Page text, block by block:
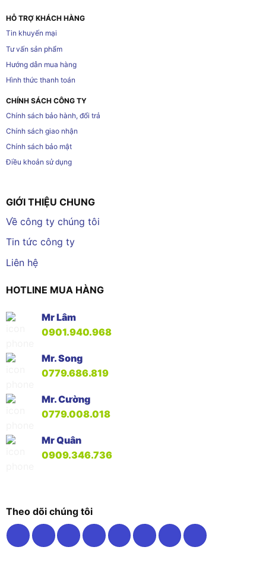
HỖ TRỢ KHÁCH HÀNG
Tin khuyến mại
Tư vấn sản phẩm
Hướng dẫn mua hàng
Hình thức thanh toán
CHÍNH SÁCH CÔNG TY
Chính sách bảo hành, đổi trả
Chính sách giao nhận
Chính sách bảo mật
Điều khoản sử dụng
GIỚI THIỆU CHUNG
Về công ty chúng tôi
Tin tức công ty
Liên hệ
HOTLINE MUA HÀNG
Mr Lâm
0901.940.968
Mr. Song
0779.686.819
Mr. Cường
0779.008.018
Mr Quân
0909.346.736
Theo dõi chúng tôi